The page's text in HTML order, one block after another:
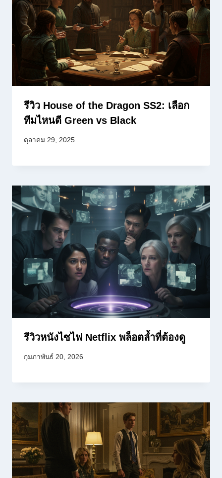
รีวิว House of the Dragon SS2: เลือก
ทีมไหนดี Green vs Black
ตุลาคม 29, 2025
รีวิวหนังไซไฟ Netflix พล็อตล้ำที่ต้องดู
กุมภาพันธ์ 20, 2026